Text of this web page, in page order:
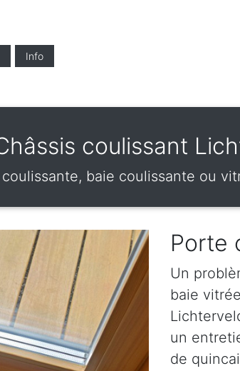
Info
coulissant
baie coulissante ou
Porte
Un
baie
un
de